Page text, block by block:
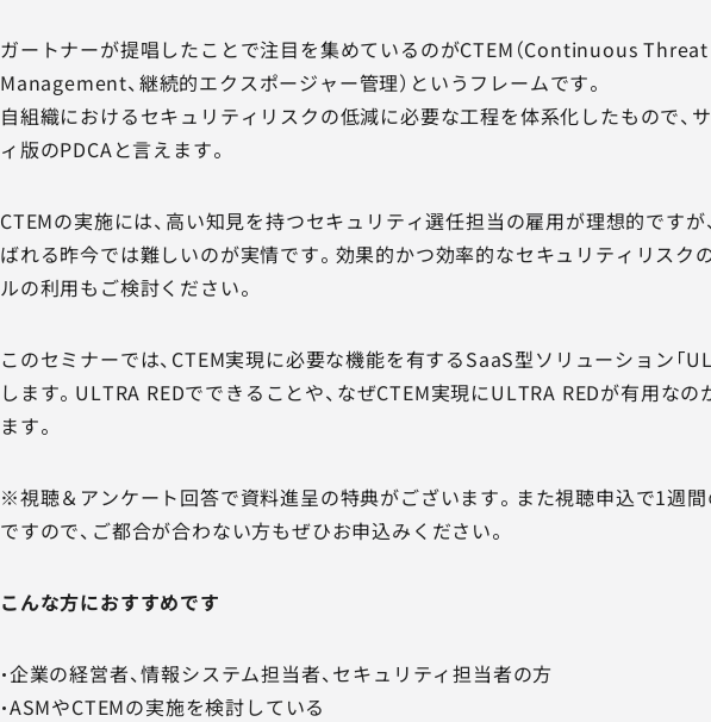
ガートナーが提唱したことで注目を集めているのがCTEM（Continuous
Management、継続的エクスポージャー管理）というフレームです。
自組織におけるセキュリティリスクの低減に必要な工程を体系化したもので、
ィ版のPDCAと言えます。
CTEMの実施には、高い知見を持つセキュリティ選任担当の雇用が理想的です
ばれる昨今では難しいのが実情です。効果的かつ効率的なセキュリティリスク
ルの利用もご検討ください。
このセミナーでは、CTEM実現に必要な機能を有するSaaS型ソリューション「
します。ULTRA REDでできることや、なぜCTEM実現にULTRA REDが有用な
ます。
※視聴＆アンケート回答で資料進呈の特典がございます。また視聴申込で1週
ですので、ご都合が合わない方もぜひお申込みください。
こんな方におすすめです
・企業の経営者、情報システム担当者、セキュリティ担当者の方
・ASMやCTEMの実施を検討している